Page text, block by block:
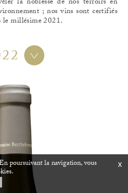
; nos vins sont certifiés
le millésime 2021.
poursuivant la navigation, vous x